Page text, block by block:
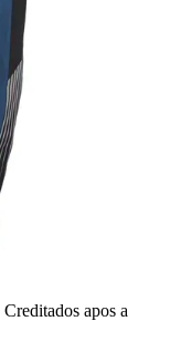
Creditados apos a